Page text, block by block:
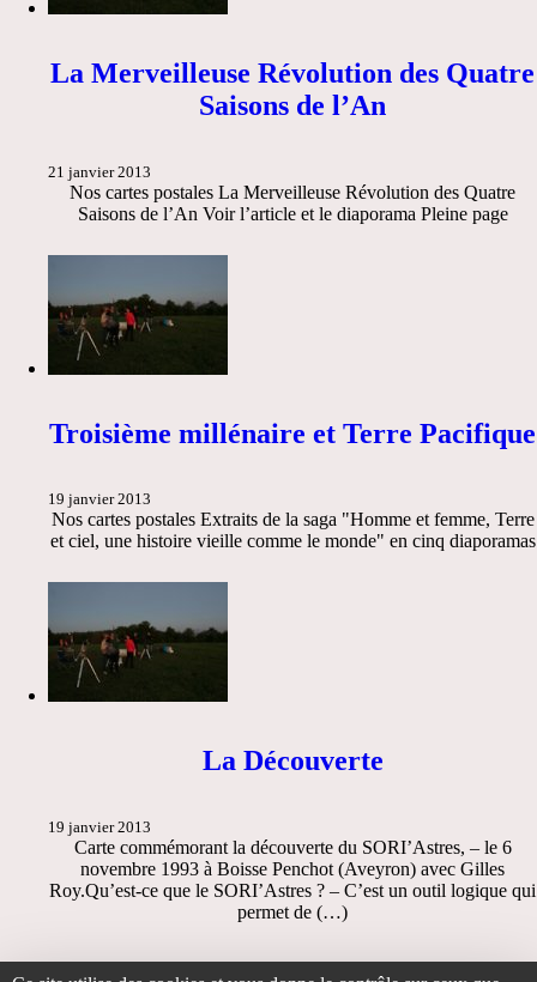
La Merveilleuse Révolution des Quatre
Saisons de l’An
21 janvier 2013
Nos cartes postales La Merveilleuse Révolution des Quatre
Saisons de l’An Voir l’article et le diaporama Pleine page
Troisième millénaire et Terre Pacifique
19 janvier 2013
Nos cartes postales Extraits de la saga "Homme et femme, Terre
et ciel, une histoire vieille comme le monde" en cinq diaporamas
La Découverte
19 janvier 2013
Carte commémorant la découverte du SORI’Astres, – le 6
novembre 1993 à Boisse Penchot (Aveyron) avec Gilles
Roy.Qu’est-ce que le SORI’Astres ? – C’est un outil logique qui
permet de (…)